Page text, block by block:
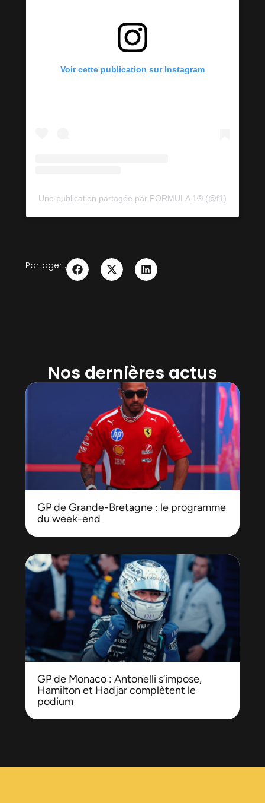
Voir cette publication sur Instagram
Une publication partagée par FORMULA 1® (@f1)
Partager :
Nos dernières actus
GP de Grande-Bretagne : le programme
du week-end
GP de Monaco : Antonelli s’impose,
Hamilton et Hadjar complètent le
podium